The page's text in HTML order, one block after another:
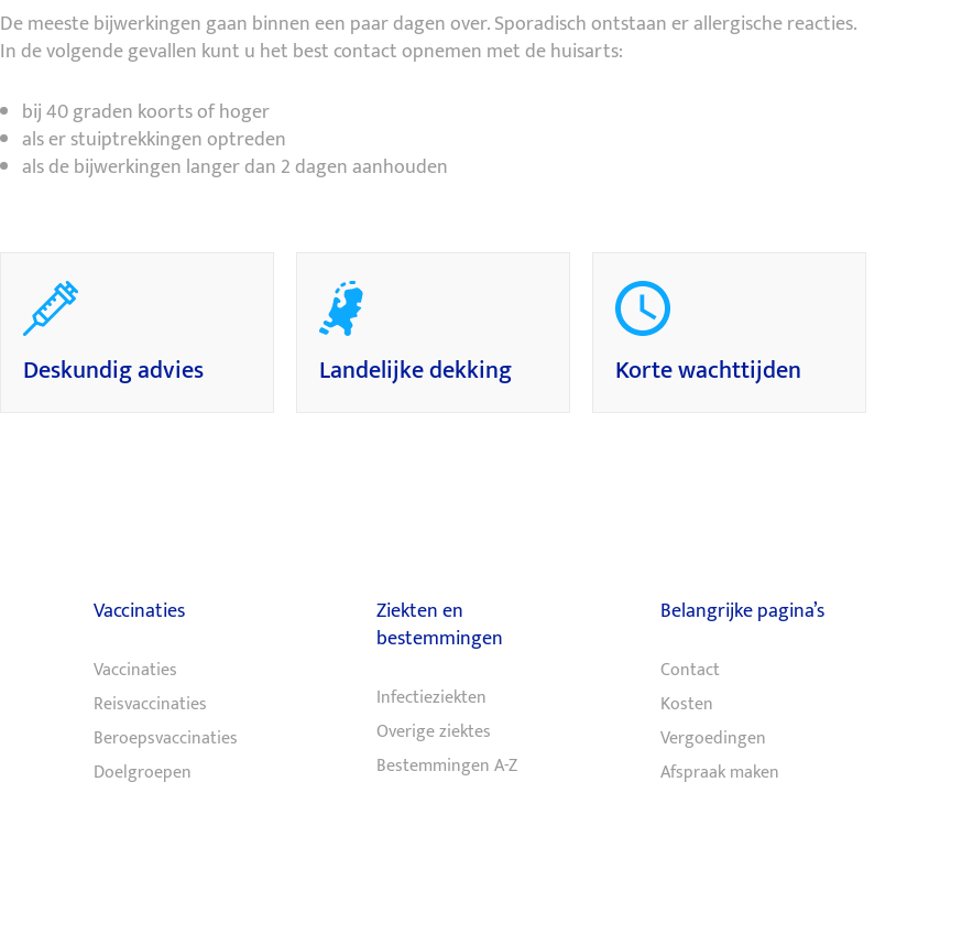
De meeste bijwerkingen gaan binnen een paar dagen over. Sporadisch ontstaan er allergische reacties.
In de volgende gevallen kunt u het best contact opnemen met de huisarts:
bij 40 graden koorts of hoger
als er stuiptrekkingen optreden
als de bijwerkingen langer dan 2 dagen aanhouden
Deskundig advies Landelijke dekking Korte wachttijden
Vaccinaties
Vaccinaties
Reisvaccinaties
Beroepsvaccinaties
Doelgroepen
Ziekten en
bestemmingen
Infectieziekten
Overige ziektes
Bestemmingen A-Z
Belangrijke pagina’s
Contact
Kosten
Vergoedingen
Afspraak maken